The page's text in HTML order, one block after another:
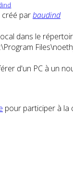
créé parbaudind
dans le
d'un PC à un
pour participer à la